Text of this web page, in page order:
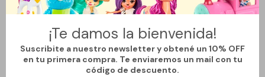
¡Te damos la bienvenida!
Suscribite a nuestro newsletter y obtené un 10% OFF
en tu primera compra. Te enviaremos un mail con tu
código de descuento.
Productos que te pueden interesar